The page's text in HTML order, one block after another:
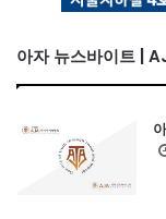
아자 뉴스바이트 |